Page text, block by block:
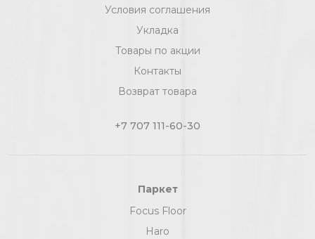
Условия соглашения
Укладка
Товары по акции
Контакты
Возврат товара
+7 707 111-60-30
Паркет
Focus Floor
Haro